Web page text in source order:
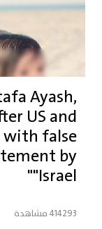
Ayash,
US and
with false
by
"Israel"
414293 مشاهدة